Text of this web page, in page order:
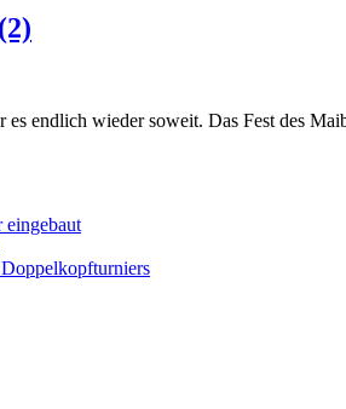
es endlich wieder soweit. Das Fest des
eingebaut